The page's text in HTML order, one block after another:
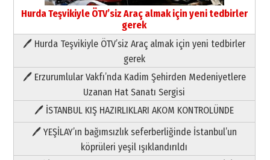
Hurda Teşvikiyle ÖTV’siz Araç almak için yeni tedbirler
gerek
🖊 Hurda Teşvikiyle ÖTV’siz Araç almak için yeni tedbirler
gerek
🖊 Erzurumlular Vakfı’nda Kadim Şehirden Medeniyetlere
Uzanan Hat Sanatı Sergisi
🖊 İSTANBUL KIŞ HAZIRLIKLARI AKOM KONTROLÜNDE
🖊 YEŞİLAY’ın bağımsızlık seferberliğinde İstanbul’un
köprüleri yeşil ışıklandırıldı
Yusuf POLAT
Şampiyonluk Sebahattin Şirin’e
11 Mayıs 2026 Pazartesi
Paranın Aile Kültüründeki Yeri
03 Ağustos 2026 Pazartesi
Yıldırım Gündoğdu
HAVVA’NIN ÜÇ KIZI
09 Temmuz 2026 Perşembe